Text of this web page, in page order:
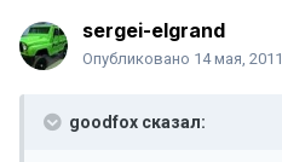
sergei-elgrand
Опубликовано 14 мая, 2011
goodfox сказал: